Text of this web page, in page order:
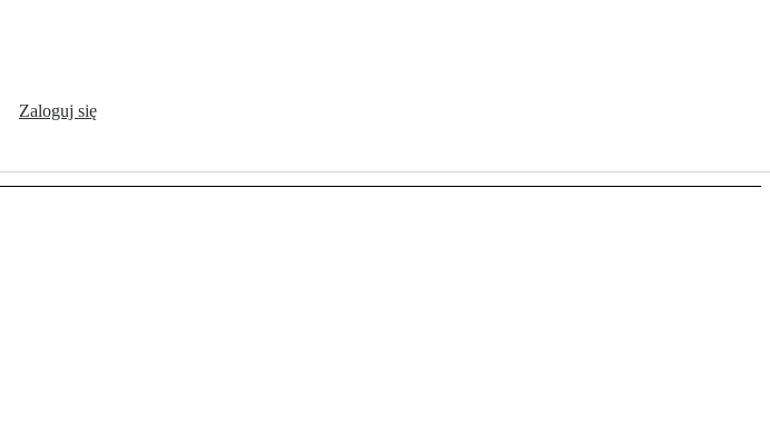
Zaloguj się